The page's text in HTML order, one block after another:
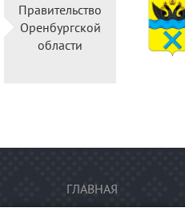
Правительство
Оренбургской
области
ГЛАВНАЯ